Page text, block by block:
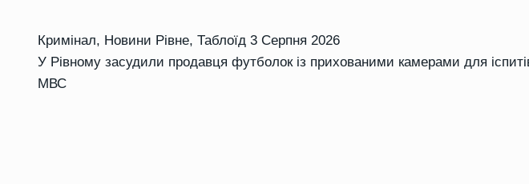
Кримінал, Новини Рівне, Таблоїд 3 Серпня 2026
У Рівному засудили продавця футболок із прихованими камерами для
МВС